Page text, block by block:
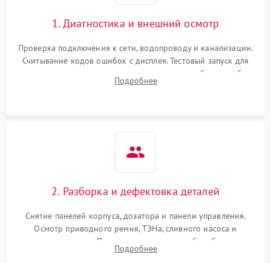
1. Диагностика и внешний осмотр
Проверка подключения к сети, водопроводу и канализации.
Считывание кодов ошибок с дисплея. Тестовый запуск для
выявления посторонних шумов, протечек или сбоев в работе
электронного модуля управления.
Подробнее
2. Разборка и дефектовка деталей
Снятие панелей корпуса, дозатора и панели управления.
Осмотр приводного ремня, ТЭНа, сливного насоса и
амортизаторов. Проверка подшипников барабана и
крестовины на износ, а манжеты люка на разрывы.
Подробнее